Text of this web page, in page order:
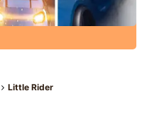
Little Rider